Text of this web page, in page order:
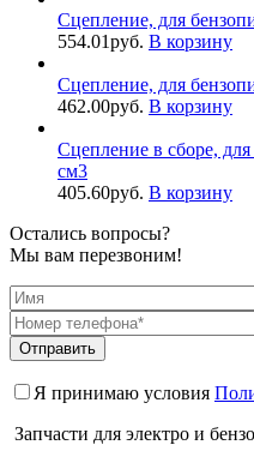
Сцепление, для
554.01руб. В корзину
Сцепление, для
462.00руб. В корзину
Сцепление в сборе,
см3
405.60руб. В корзину
Остались вопросы?
Мы вам перезвоним!
Я принимаю условия
Запчасти для электро и